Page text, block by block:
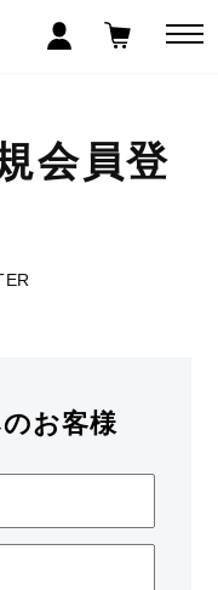
会員登
お客様